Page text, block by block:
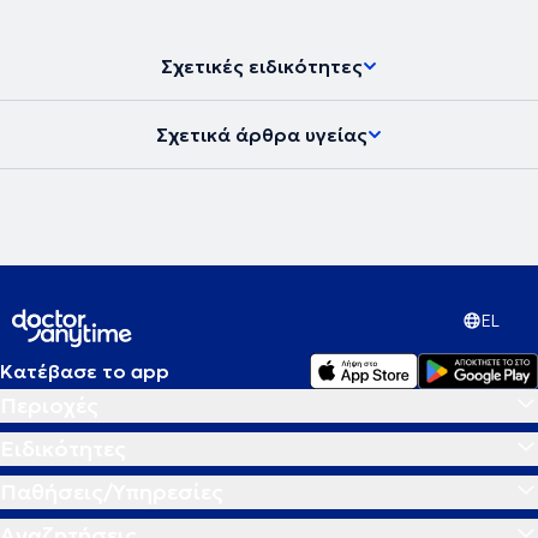
Σχετικές ειδικότητες
Σχετικά άρθρα υγείας
EL
Κατέβασε το app